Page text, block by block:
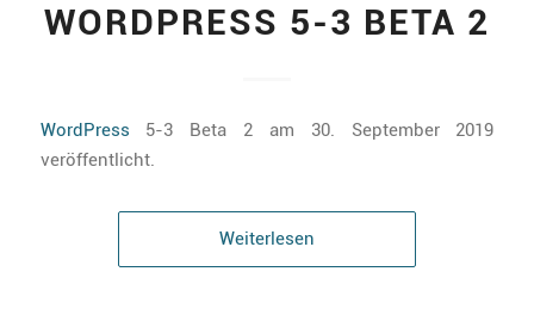
WORDPRESS 5-3 BETA 2
WordPress 5-3 Beta 2 am 30. September 2019
veröffentlicht.
Weiterlesen